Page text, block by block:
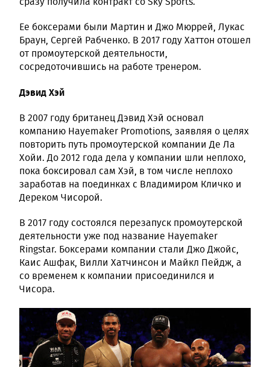
Ее боксерами были Мартин и Джо Мюррей, Лукас
Браун, Сергей Рабченко. В 2017 году Хаттон отошел
от промоутерской деятельности,
сосредоточившись на работе тренером.
Дэвид Хэй
В 2007 году британец Дэвид Хэй основал
компанию Hayemaker Promotions, заявляя о целях
повторить путь промоутерской компании Де Ла
Хойи. До 2012 года дела у компании шли неплохо,
пока боксировал сам Хэй, в том числе неплохо
заработав на поединках с Владимиром Кличко и
Дереком Чисорой.
В 2017 году состоялся перезапуск промоутерской
деятельности уже под название Hayemaker
Ringstar. Боксерами компании стали Джо Джойс,
Каис Ашфак, Вилли Хатчинсон и Майкл Пейдж, а
со временем к компании присоединился и
Чисора.